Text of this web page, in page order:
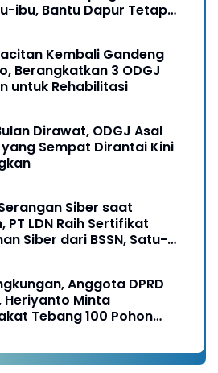
ibu, Bantu Dapur Tetap
Kembali Gandeng
Berangkatkan 3 ODGJ
untuk Rehabilitasi
Dirawat, ODGJ Asal
Sempat Dirantai Kini
Siber saat
PT LDN Raih Sertifikat
Siber dari BSSN, Satu-
Anggota DPRD
Heriyanto Minta
Tebang 100 Pohon